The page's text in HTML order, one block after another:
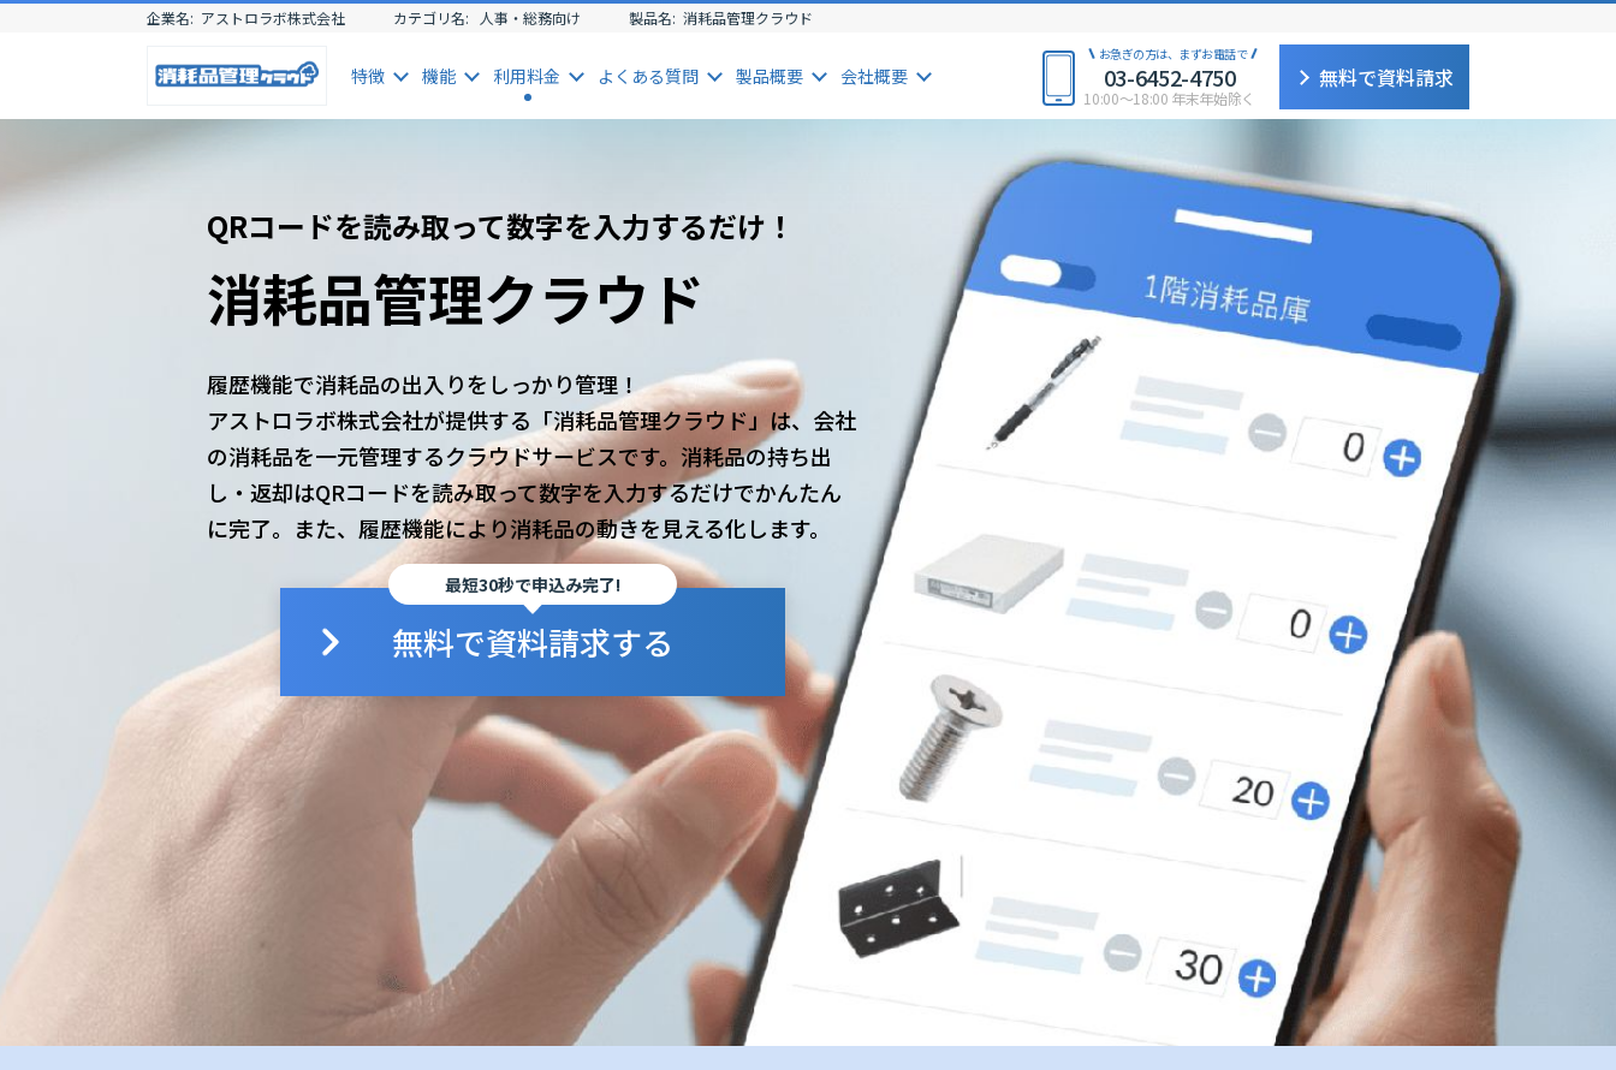
企業名: アストロラボ株式会社 カテゴリ名: 人事・総務向け 製品名: 消耗品管理クラウド
特徴 機能 利用料金 よくある質問 製品概要 会社概要
お急ぎの方は、まずお電話で
03-6452-4750
10:00〜18:00 年末年始除く
無料で資料請求
QRコードを読み取って数字を入力するだけ！
消耗品管理クラウド
履歴機能で消耗品の出入りをしっかり管理！
アストロラボ株式会社が提供する「消耗品管理クラウド」は、会社
の消耗品を一元管理するクラウドサービスです。消耗品の持ち出
し・返却はQRコードを読み取って数字を入力するだけでかんたん
に完了。また、履歴機能により消耗品の動きを見える化します。
最短30秒で申込み完了!
無料で資料請求する